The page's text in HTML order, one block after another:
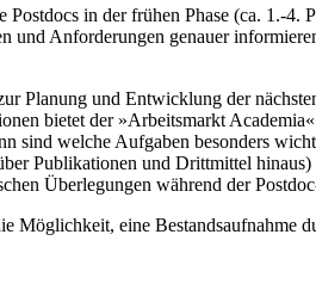
in der frühen Phase (ca. 1.-
Anforderungen genauer
Planung und Entwicklung der
bietet der »Arbeitsmarkt
sind welche Aufgaben besonders
Publikationen und Drittmittel
Überlegungen während der
Möglichkeit, eine Bestandsaufnahme